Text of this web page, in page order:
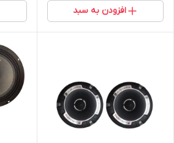
افزودن به سبد